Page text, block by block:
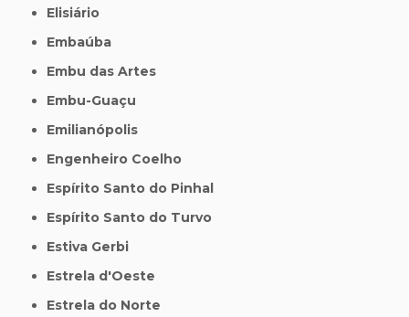
Elisiário
Embaúba
Embu das Artes
Embu-Guaçu
Emilianópolis
Engenheiro Coelho
Espírito Santo do Pinhal
Espírito Santo do Turvo
Estiva Gerbi
Estrela d'Oeste
Estrela do Norte